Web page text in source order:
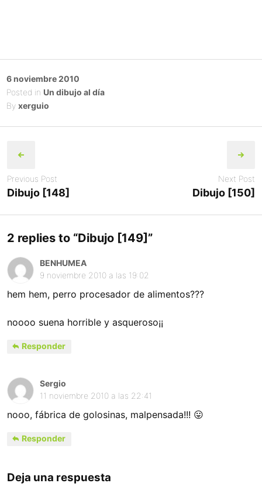
Posted
on
6 noviembre 2010
Posted in Un dibujo al día
By xerguio
navigation
Previous Post
Dibujo [148]
Next Post
Dibujo [150]
2 replies to “Dibujo [149]”
BENHUMEA
9 noviembre 2010 a las 19:02
hem hem, perro procesador de alimentos???
noooo suena horrible y asqueroso¡¡
Responder
Sergio
11 noviembre 2010 a las 22:41
nooo, fábrica de golosinas, malpensada!!! 😛
Responder
Deja una respuesta